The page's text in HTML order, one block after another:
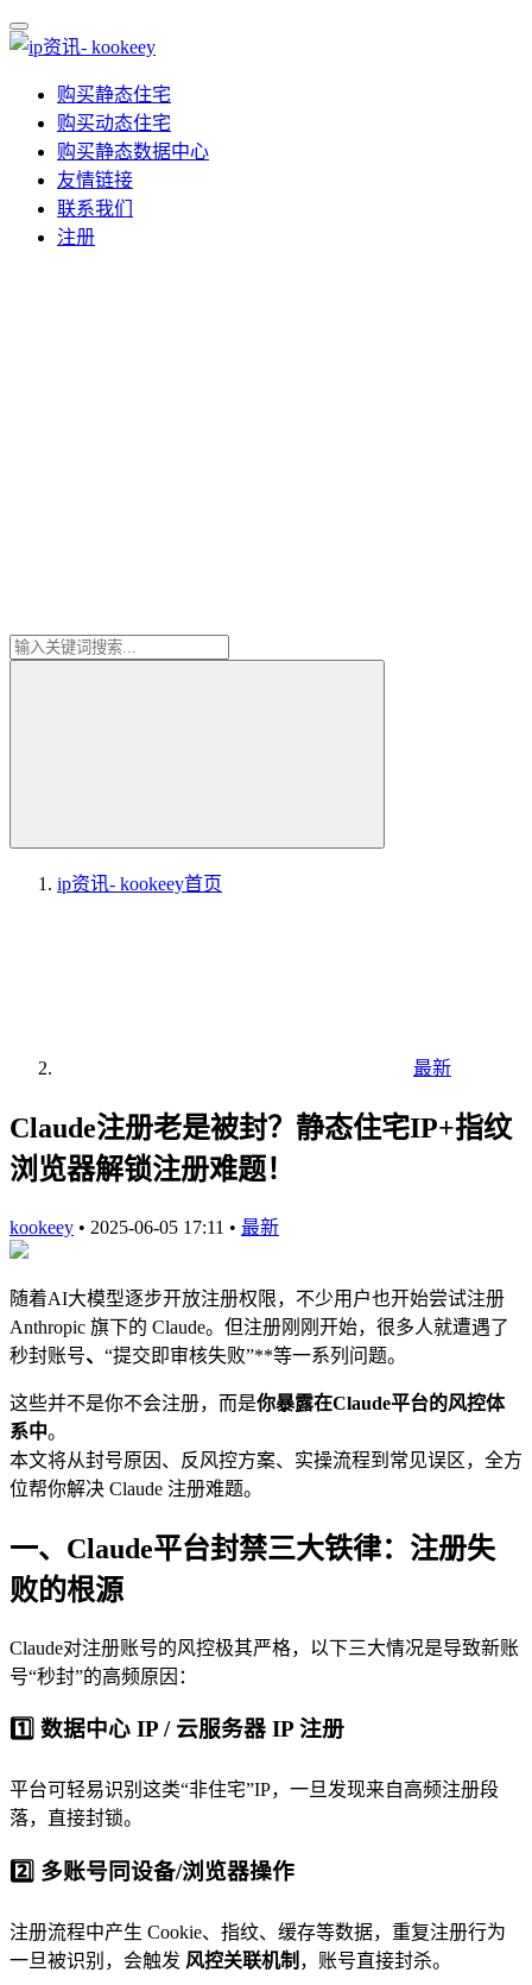
购买静态住宅
购买动态住宅
购买静态数据中心
友情链接
联系我们
注册
ip资讯- kookeey首页
最新
Claude注册老是被封？静态住宅IP+指纹
浏览器解锁注册难题！
kookeey • 2025-06-05 17:11 • 最新
随着AI大模型逐步开放注册权限，不少用户也开始尝试注册
Anthropic 旗下的 Claude。但注册刚刚开始，很多人就遭遇了
秒封账号、 “提交即审核失败”**等一系列问题。
这些并不是你不会注册，而是你暴露在Claude平台的风控体
系中。
本文将从封号原因、反风控方案、实操流程到常见误区，全方
位帮你解决 Claude 注册难题。
一、Claude平台封禁三大铁律：注册失
败的根源
Claude对注册账号的风控极其严格，以下三大情况是导致新账
号“秒封”的高频原因：
1️⃣ 数据中心 IP / 云服务器 IP 注册
平台可轻易识别这类“非住宅”IP，一旦发现来自高频注册段
落，直接封锁。
2️⃣ 多账号同设备/浏览器操作
注册流程中产生 Cookie、指纹、缓存等数据，重复注册行为
一旦被识别，会触发 风控关联机制 ，账号直接封杀。